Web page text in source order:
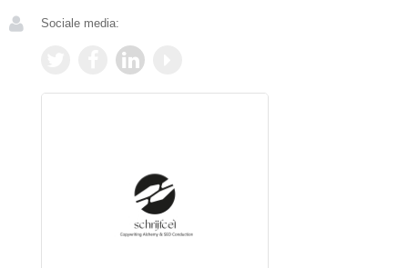
Sociale media: